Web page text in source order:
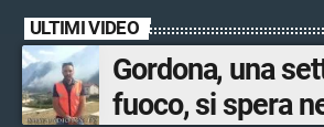
ULTIMI VIDEO
Gordona, una
fuoco, si spera